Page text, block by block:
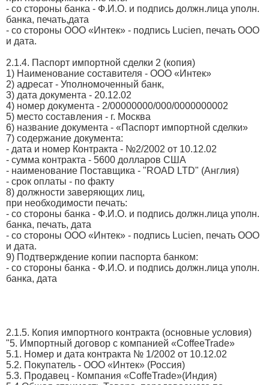
- со стороны банка - Ф.И.О. и подпись должн.лица уполн.
банка, печать,дата
- со стороны ООО «Интек» - подпись Lucien, печать ООО
и дата.
2.1.4. Паспорт импортной сделки 2 (копия)
1) Наименование составителя - ООО «Интек»
2) адресат - Уполномоченный банк,
3) дата документа - 20.12.02
4) номер документа - 2/00000000/000/0000000002
5) место составления - г. Москва
6) название документа - «Паспорт импортной сделки»
7) содержание документа:
- дата и номер Контракта - №2/2002 от 10.12.02
- сумма контракта - 5600 долларов США
- наименование Поставщика - "ROAD LTD" (Англия)
- срок оплаты - по факту
8) должности заверяющих лиц,
при необходимости печать:
- со стороны банка - Ф.И.О. и подпись должн.лица уполн.
банка, печать, дата
- со стороны ООО «Интек» - подпись Lucien, печать ООО
и дата.
9) Подтверждение копии паспорта банком:
- со стороны банка - Ф.И.О. и подпись должн.лица уполн.
банка, дата
2.1.5. Копия импортного контракта (основные условия)
"5. Импортный договор с компанией «CoffeeTrade»
5.1. Номер и дата контракта № 1/2002 от 10.12.02
5.2. Покупатель - ООО «Интек» (Россия)
5.3. Продавец - Компания «CoffeTrade»(Индия)